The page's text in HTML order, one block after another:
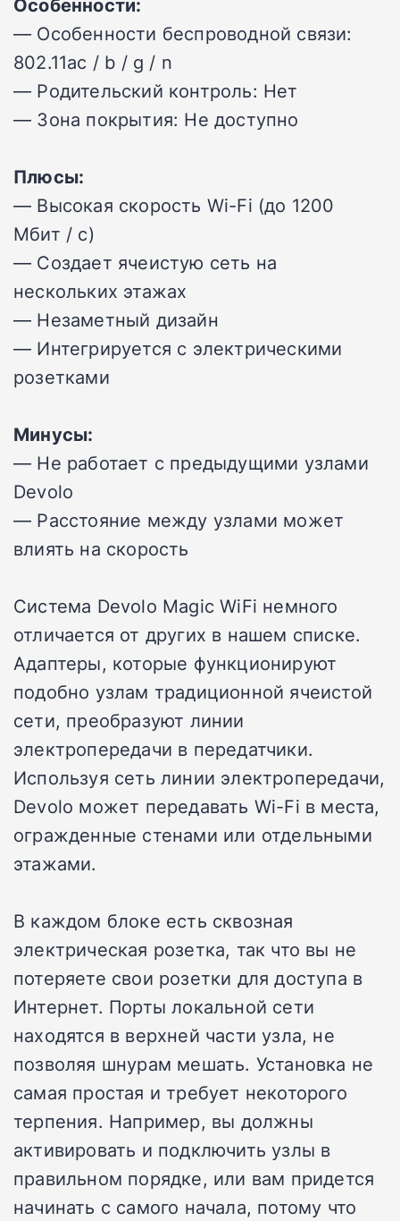
— Особенности беспроводной связи:
802.11ac / b / g / n
— Родительский контроль: Нет
— Зона покрытия: Не доступно
Плюсы:
— Высокая скорость Wi-Fi (до 1200
Мбит / с)
— Создает ячеистую сеть на
нескольких этажах
— Незаметный дизайн
— Интегрируется с электрическими
розетками
Минусы:
— Не работает с предыдущими узлами
Devolo
— Расстояние между узлами может
влиять на скорость
Система Devolo Magic WiFi немного
отличается от других в нашем списке.
Адаптеры, которые функционируют
подобно узлам традиционной ячеистой
сети, преобразуют линии
электропередачи в передатчики.
Используя сеть линии электропередачи,
Devolo может передавать Wi-Fi в места,
огражденные стенами или отдельными
этажами.
В каждом блоке есть сквозная
электрическая розетка, так что вы не
потеряете свои розетки для доступа в
Интернет. Порты локальной сети
находятся в верхней части узла, не
позволяя шнурам мешать. Установка не
самая простая и требует некоторого
терпения. Например, вы должны
активировать и подключить узлы в
правильном порядке, или вам придется
начинать с самого начала, потому что